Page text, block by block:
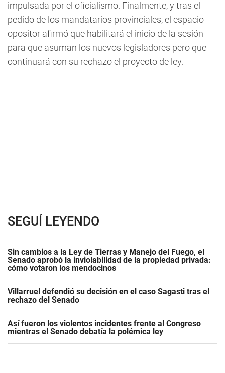
impulsada por el oficialismo. Finalmente, y tras el
pedido de los mandatarios provinciales, el espacio
opositor afirmó que habilitará el inicio de la sesión
para que asuman los nuevos legisladores pero que
continuará con su rechazo el proyecto de ley.
SEGUÍ LEYENDO
Sin cambios a la Ley de Tierras y Manejo del Fuego, el
Senado aprobó la inviolabilidad de la propiedad privada:
cómo votaron los mendocinos
Villarruel defendió su decisión en el caso Sagasti tras el
rechazo del Senado
Así fueron los violentos incidentes frente al Congreso
mientras el Senado debatía la polémica ley